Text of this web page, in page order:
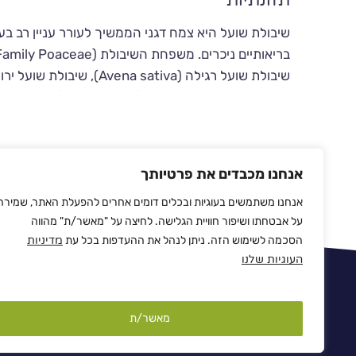
אנחנו מכבדים את פרטיותך
אנחנו משתמשים בעוגיות ובכלים דומים אחרים להפעלת האתר,
על אבטחתו ושיפור חוויית הגלישה. לחיצה על "מאשר/ת" מהווה
הסכמה לשימוש הזה. ניתן לנהל את ההעדפות בכל עת מדיניות
העוגיות שלנו
מאשר/ת
שיבולת שועל היא צמח דגני הממשיך לעורר עניין רב
לבעלי חיים. היא מכילה רמות גבוהות של סיבים תזונתיים,
שיבולת שועל ירוקה: שיבולת זו נאספת בעוד היא
לשמירה על רכיבים תזונתיים כגון נוגדי חמצון
תזונה.
שיבולת שועל ירוקה פראית
: מדובר בזן בר, המציע
שיבולת זו מחזיקה בתכונות ייחודיות, בעיקר
שיבולת שועל ירוקה פראית – יתרונות תזונתיים